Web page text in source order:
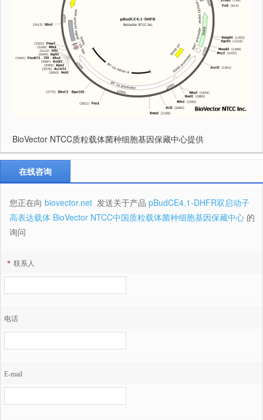
BioVector NTCC质粒载体菌种细胞基因保藏中心提供
在线咨询
您正在向 biovector.net 发送关于产品 pBudCE4.1-DHFR双启动子
高表达载体 BioVector NTCC中国质粒载体菌种细胞基因保藏中心 的
询问
* 联系人
电话
E-mail